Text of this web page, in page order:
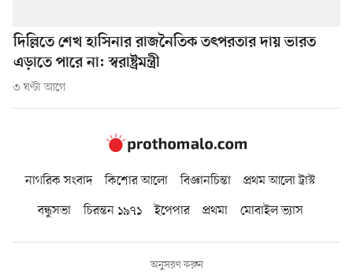
দিল্লিতে শেখ হাসিনার রাজনৈতিক তৎপরতার দায় ভারত
এড়াতে পারে না: স্বরাষ্ট্রমন্ত্রী
৩ ঘণ্টা আগে
নাগরিক সংবাদ কিশোর আলো বিজ্ঞানচিন্তা
প্রথম আলো ট্রাস্ট
বন্ধুসভা
চিরন্তন ১৯৭১ ইপেপার প্রথমা মোবাইল ভ্যাস
অনুসরণ করুন